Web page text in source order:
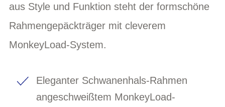
aus Style und Funktion steht der formschöne
Rahmengepäckträger mit cleverem
MonkeyLoad-System.
Eleganter Schwanenhals-Rahmen
angeschweißtem MonkeyLoad-